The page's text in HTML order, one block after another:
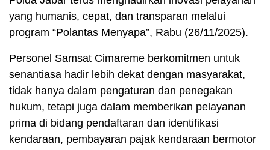
yang humanis, cepat, dan transparan melalui
program “Polantas Menyapa”, Rabu (26/11/2025).
Personel Samsat Cimareme berkomitmen untuk
senantiasa hadir lebih dekat dengan masyarakat,
tidak hanya dalam pengaturan dan penegakan
hukum, tetapi juga dalam memberikan pelayanan
prima di bidang pendaftaran dan identifikasi
kendaraan, pembayaran pajak kendaraan bermotor